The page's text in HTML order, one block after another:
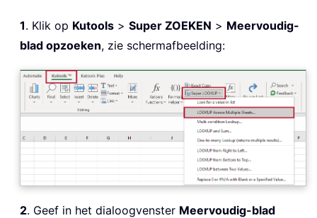
1. Klik op Kutools > Super ZOEKEN > Meervoudig-
blad opzoeken, zie schermafbeelding:
2. Geef in het dialoogvenster Meervoudig-blad